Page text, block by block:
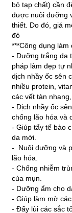
bỏ tạp chất) cần
được nuôi dưỡng
thiết. Do đó, giá
đỏ
***Công dụng làm
- Dưỡng trắng da
pháp làm đẹp tự
dịch nhầy ốc sên
nhiều protein,
các vết tàn
- Dịch nhầy ốc
chống lão hóa và
- Giúp tẩy tế bào
da mới.
- Nuôi dưỡng và
lão hóa.
- Chống nhiễm
của mụn.
- Dưỡng ẩm cho
- Giúp làm mờ
- Đẩy lùi các sắc